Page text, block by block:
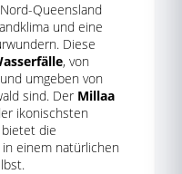
Queensland
und eine
Diese
, von
umgeben von
sind. Der Millaa
ikonischsten
die
einem natürlichen